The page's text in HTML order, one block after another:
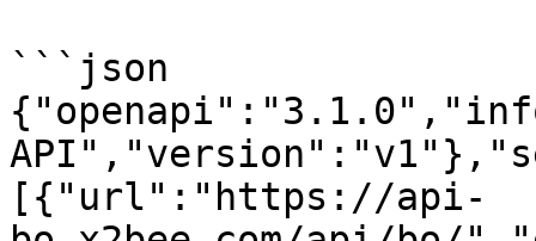
```json
[{"url":"https://api-